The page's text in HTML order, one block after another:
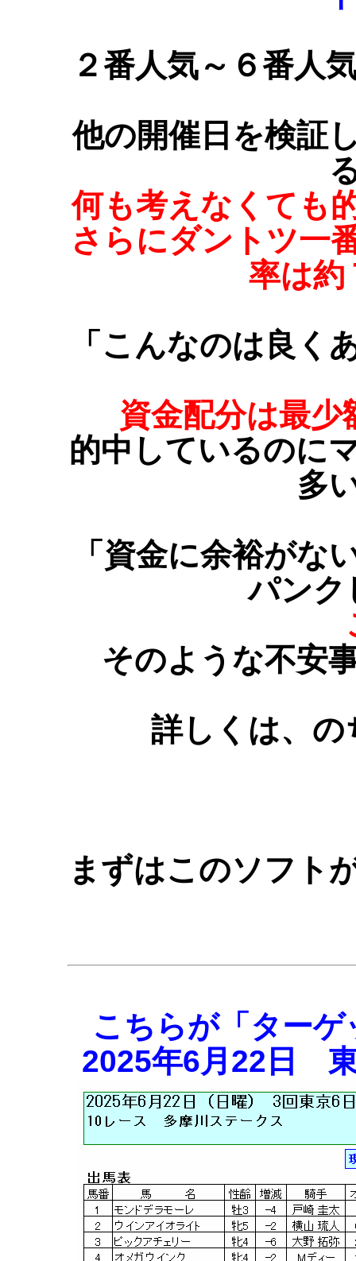
２番人気～６番人
他の開催日を検証
何も考えなくても
さらにダントツ一
率は約
「こんなのは良く
資金配分は最少
的中しているのに
多
「資金に余裕がな
パンク
そのような不安
詳しくは、の
まずはこのソフト
こちらが「ター
2025年6月22日